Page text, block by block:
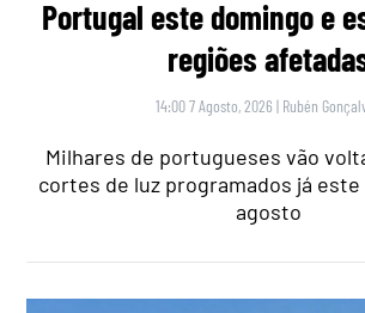
Portugal este domingo e
regiões
14:00 7 Agosto, 2026 | Rubén
Milhares de portugueses vão
cortes de luz programados já
agosto